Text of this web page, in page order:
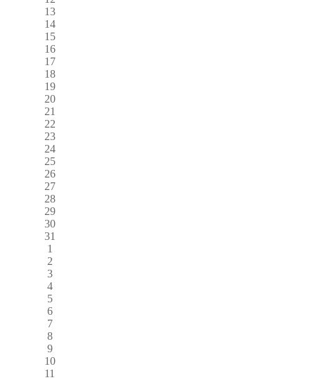
13
14
15
16
17
18
19
20
21
22
23
24
25
26
27
28
29
30
31
1
2
3
4
5
6
7
8
9
10
11